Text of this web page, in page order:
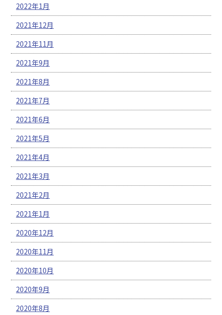
2022年1月
2021年12月
2021年11月
2021年9月
2021年8月
2021年7月
2021年6月
2021年5月
2021年4月
2021年3月
2021年2月
2021年1月
2020年12月
2020年11月
2020年10月
2020年9月
2020年8月